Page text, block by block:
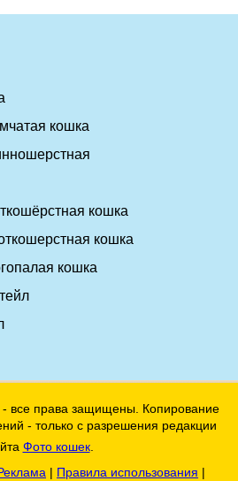
кошка
кошка
кошка
кошка
все права защищены. Копирование
- только с разрешения редакции
Фото кошек.
| Правила использования |